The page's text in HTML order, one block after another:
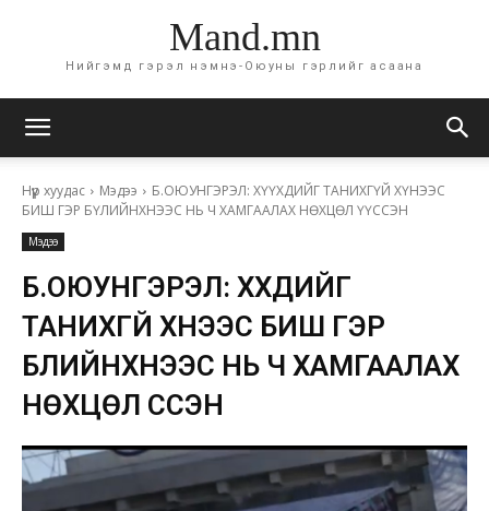
Mand.mn
Нийгэмд гэрэл нэмнэ-Оюуны гэрлийг асаана
Нүүр хуудас Мэдээ
Б.ОЮУНГЭРЭЛ: ХҮҮХДИЙГ ТАНИХГҮЙ ХҮНЭЭС
БИШ ГЭР БҮЛИЙНХНЭЭС НЬ Ч ХАМГААЛАХ НӨХЦӨЛ ҮҮССЭН
Мэдээ
Б.ОЮУНГЭРЭЛ: ХҮҮХДИЙГ
ТАНИХГҮЙ ХҮНЭЭС БИШ ГЭР
БҮЛИЙНХНЭЭС НЬ Ч ХАМГААЛАХ
НӨХЦӨЛ ҮҮССЭН